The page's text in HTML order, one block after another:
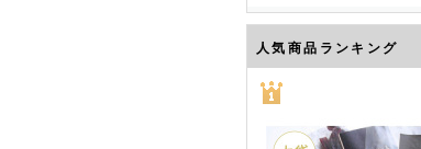
人気商品ランキング